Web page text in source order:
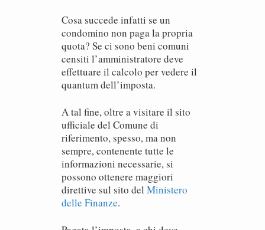
Cosa succede infatti se un
condomino non paga la propria
quota? Se ci sono beni comuni
censiti l’amministratore deve
effettuare il calcolo per vedere il
quantum dell’imposta.
A tal fine, oltre a visitare il sito
ufficiale del Comune di
riferimento, spesso, ma non
sempre, contenente tutte le
informazioni necessarie, si
possono ottenere maggiori
direttive sul sito del Ministero
delle Finanze.